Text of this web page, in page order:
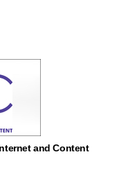
and Content